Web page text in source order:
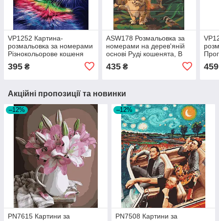
VP1252 Картина-
розмальовка за номерами
Різнокольорове кошеня
395 ₴
ASW178 Розмальовка за
номерами на дерев'яній
основі Руді кошенята, В
435₴ 459
Акційні пропозиції та новинки
–12%
PN7615 Картини за
–12%
PN7508 Картини за